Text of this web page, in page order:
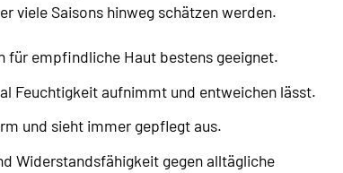
viele Saisons hinweg schätzen werden.
für empfindliche Haut bestens geeignet.
Feuchtigkeit aufnimmt und entweichen lässt.
und sieht immer gepflegt aus.
Widerstandsfähigkeit gegen alltägliche